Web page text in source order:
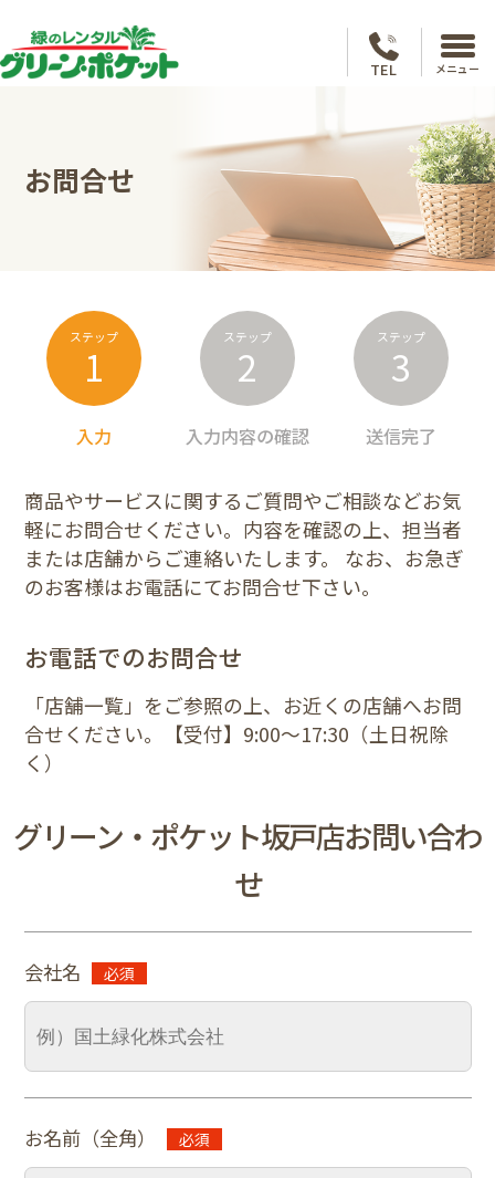
TEL メニュー
お問合せ
ステップ
1
入力
ステップ
2
入力内容の確認
ステップ
3
送信完了
商品やサービスに関するご質問やご相談などお気
軽にお問合せください。内容を確認の上、担当者
または店舗からご連絡いたします。 なお、お急ぎ
のお客様はお電話にてお問合せ下さい。
お電話でのお問合せ
「店舗一覧」をご参照の上、お近くの店舗へお問
合せください。【受付】9:00〜17:30（土日祝除
く）
グリーン・ポケット坂戸店お問い合わ
せ
会社名
お名前（全角）